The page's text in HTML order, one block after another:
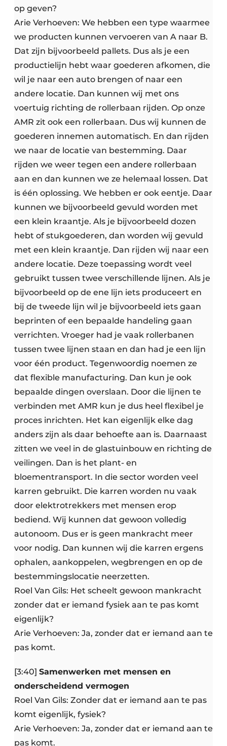
op geven?
Arie Verhoeven: We hebben een type waarmee
we producten kunnen vervoeren van A naar B.
Dat zijn bijvoorbeeld pallets. Dus als je een
productielijn hebt waar goederen afkomen, die
wil je naar een auto brengen of naar een
andere locatie. Dan kunnen wij met ons
voertuig richting de rollerbaan rijden. Op onze
AMR zit ook een rollerbaan. Dus wij kunnen de
goederen innemen automatisch. En dan rijden
we naar de locatie van bestemming. Daar
rijden we weer tegen een andere rollerbaan
aan en dan kunnen we ze helemaal lossen. Dat
is één oplossing. We hebben er ook eentje. Daar
kunnen we bijvoorbeeld gevuld worden met
een klein kraantje. Als je bijvoorbeeld dozen
hebt of stukgoederen, dan worden wij gevuld
met een klein kraantje. Dan rijden wij naar een
andere locatie. Deze toepassing wordt veel
gebruikt tussen twee verschillende lijnen. Als je
bijvoorbeeld op de ene lijn iets produceert en
bij de tweede lijn wil je bijvoorbeeld iets gaan
beprinten of een bepaalde handeling gaan
verrichten. Vroeger had je vaak rollerbanen
tussen twee lijnen staan en dan had je een lijn
voor één product. Tegenwoordig noemen ze
dat flexible manufacturing. Dan kun je ook
bepaalde dingen overslaan. Door die lijnen te
verbinden met AMR kun je dus heel flexibel je
proces inrichten. Het kan eigenlijk elke dag
anders zijn als daar behoefte aan is. Daarnaast
zitten we veel in de glastuinbouw en richting de
veilingen. Dan is het plant- en
bloementransport. In die sector worden veel
karren gebruikt. Die karren worden nu vaak
door elektrotrekkers met mensen erop
bediend. Wij kunnen dat gewoon volledig
autonoom. Dus er is geen mankracht meer
voor nodig. Dan kunnen wij die karren ergens
ophalen, aankoppelen, wegbrengen en op de
bestemmingslocatie neerzetten.
Roel Van Gils: Het scheelt gewoon mankracht
zonder dat er iemand fysiek aan te pas komt
eigenlijk?
Arie Verhoeven: Ja, zonder dat er iemand aan te
pas komt.
[3:40] Samenwerken met mensen en
onderscheidend vermogen
Roel Van Gils: Zonder dat er iemand aan te pas
komt eigenlijk, fysiek?
Arie Verhoeven: Ja, zonder dat er iemand aan te
pas komt.